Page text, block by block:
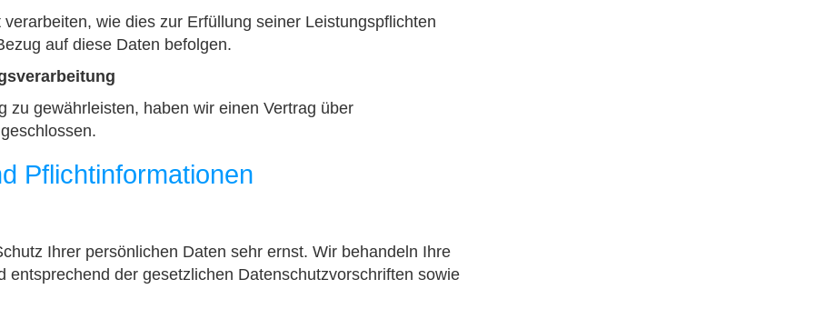
wie dies zur Erfüllung seiner Leistungspflichten
auf diese Daten befolgen.
zu gewährleisten, haben wir einen Vertrag über
Pflichtinformationen
Ihrer persönlichen Daten sehr ernst. Wir behandeln Ihre
entsprechend der gesetzlichen Datenschutzvorschriften sowie